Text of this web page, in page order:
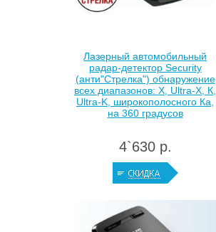
Лазерный автомобильный
радар-детектор Security
(анти"Стрелка") обнаружение
всех диапазонов: Х, Ultra-X, К,
Ultra-K, широкополосного Ка,
на 360 градусов
4`630 р.